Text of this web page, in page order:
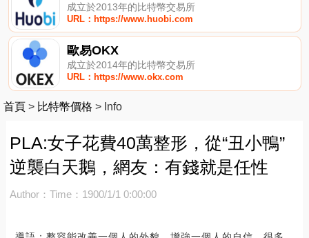
成立於2013年的比特幣交易所
URL：https://www.huobi.com
歐易OKX
成立於2014年的比特幣交易所
URL：https://www.okx.com
首頁 > 比特幣價格 > Info
PLA:女子花費40萬整形，從“丑小鴨”
逆襲白天鵝，網友：有錢就是任性
Author： Time：1900/1/1 0:00:00